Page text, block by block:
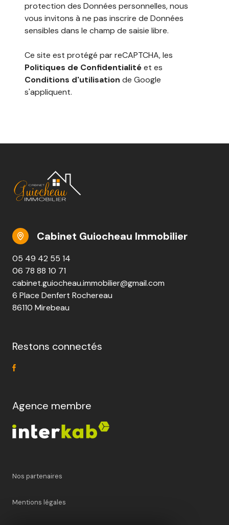
protection des Données personnelles, nous
vous invitons à ne pas inscrire de Données
sensibles dans le champ de saisie libre.
Ce site est protégé par reCAPTCHA, les
Politiques de Confidentialitéet es
Conditions d'utilisation de Google
s'appliquent.
Cabinet Guiocheau Immobilier
05 49 42 55 14
06 78 88 10 71
cabinet.guiocheau.immobilier@gmail.com
6 Place Denfert Rochereau
86110 Mirebeau
Restons connectés
Agence membre
Nos partenaires
Mentions légales